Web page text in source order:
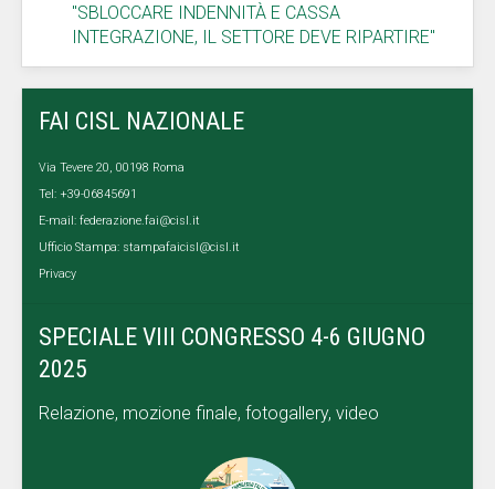
"SBLOCCARE INDENNITÀ E CASSA
INTEGRAZIONE, IL SETTORE DEVE RIPARTIRE"
FAI CISL NAZIONALE
Via Tevere 20, 00198 Roma
Tel: +39-06845691
E-mail: federazione.fai@cisl.it
Ufficio Stampa: stampafaicisl@cisl.it
Privacy
SPECIALE VIII CONGRESSO 4-6 GIUGNO
2025
Relazione, mozione finale, fotogallery, video